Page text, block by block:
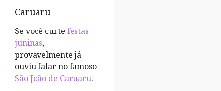
Caruaru
Se você curte festas
juninas,
provavelmente já
ouviu falar no famoso
São João de Caruaru.